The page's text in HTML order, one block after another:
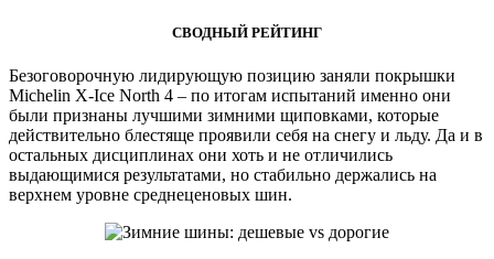
СВОДНЫЙ РЕЙТИНГ
Безоговорочную лидирующую позицию заняли покрышки
Michelin X-Ice North 4 – по итогам испытаний именно они
были признаны лучшими зимними щиповками, которые
действительно блестяще проявили себя на снегу и льду. Да и в
остальных дисциплинах они хоть и не отличились
выдающимися результатами, но стабильно держались на
верхнем уровне среднеценовых шин.